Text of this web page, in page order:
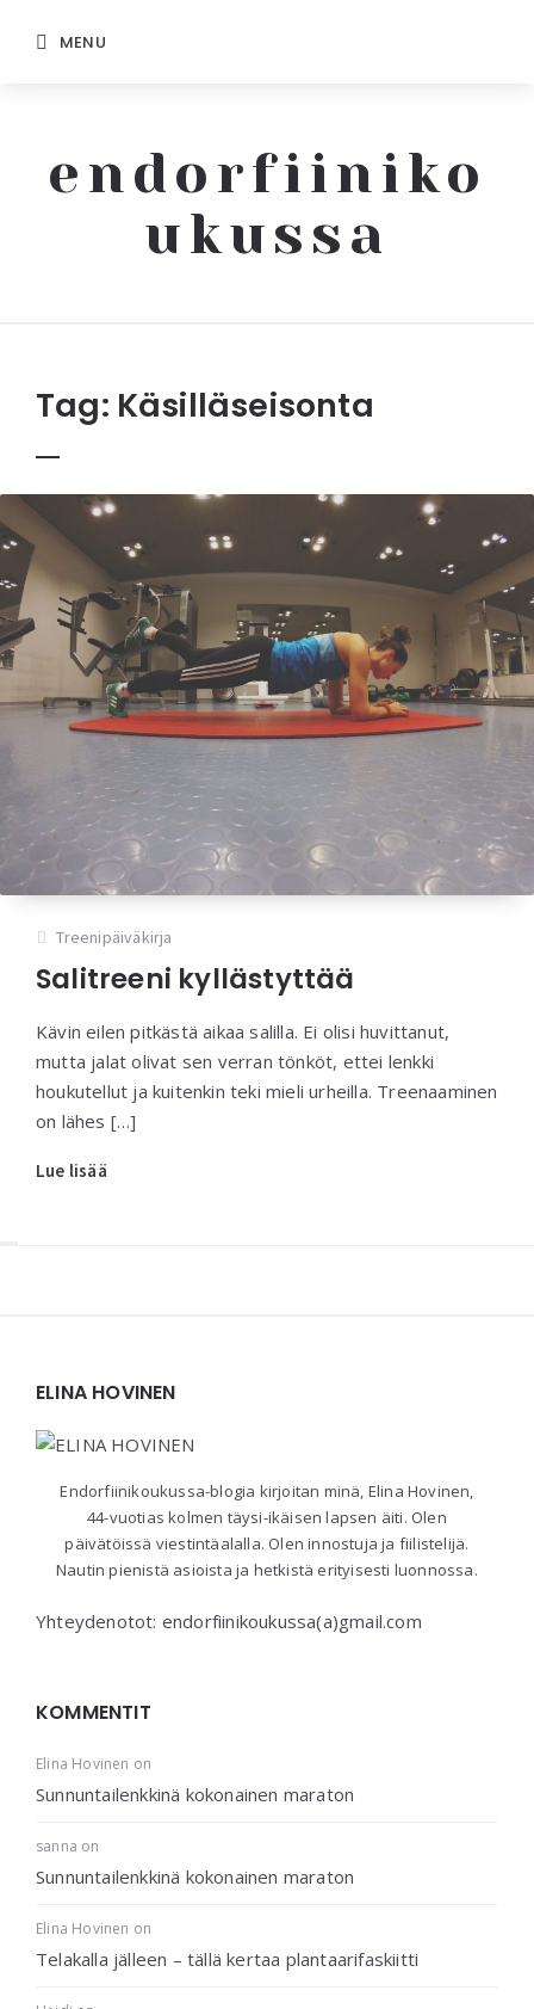
MENU
endorfiiniko
ukussa
Tag: Käsilläseisonta
Treenipäiväkirja
Salitreeni kyllästyttää
Kävin eilen pitkästä aikaa salilla. Ei olisi huvittanut,
mutta jalat olivat sen verran tönköt, ettei lenkki
houkutellut ja kuitenkin teki mieli urheilla. Treenaaminen
on lähes […]
Lue lisää
ELINA HOVINEN
Endorfiinikoukussa-blogia kirjoitan minä, Elina Hovinen,
44-vuotias kolmen täysi-ikäisen lapsen äiti. Olen
päivätöissä viestintäalalla. Olen innostuja ja fiilistelijä.
Nautin pienistä asioista ja hetkistä erityisesti luonnossa.
Yhteydenotot: endorfiinikoukussa(a)gmail.com
KOMMENTIT
Elina Hovinen on
Sunnuntailenkkinä kokonainen maraton
sanna on
Sunnuntailenkkinä kokonainen maraton
Elina Hovinen on
Telakalla jälleen – tällä kertaa plantaarifaskiitti